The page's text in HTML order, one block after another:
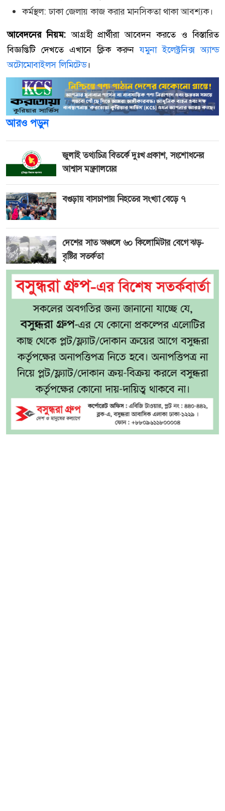
কর্মস্থল: ঢাকা জেলায় কাজ করার মানসিকতা থাকা আবশ্যক।
আবেদনের নিয়ম: আগ্রহী প্রার্থীরা আবেদন করতে ও বিস্তারিত
বিজ্ঞপ্তিটি দেখতে এখানে ক্লিক করুনযমুনা ইলেক্ট্রনিক্স অ্যান্ড
অটোমোবাইলস লিমিটেড।
আরও পড়ুন
জুলাই তথ্যচিত্র বিতর্কে দুঃখ প্রকাশ, সংশোধনের
আশ্বাস মন্ত্রণালয়ের
বগুড়ায় বাসচাপায় নিহতের সংখ্যা বেড়ে ৭
দেশের সাত অঞ্চলে ৬০ কিলোমিটার বেগে ঝড়-
বৃষ্টির সতর্কতা